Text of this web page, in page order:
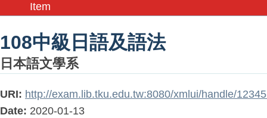
Item
108中級日語及語法
日本語文學系
URI: http://exam.lib.tku.edu.tw:8080/xmlui/handle/
Date: 2020-01-13